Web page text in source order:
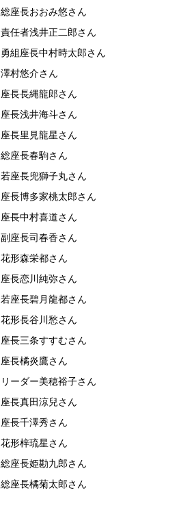
総座長おおみ悠さん
責任者浅井正二郎さん
勇組座長中村時太郎さん
澤村悠介さん
座長長縄龍郎さん
座長浅井海斗さん
座長里見龍星さん
総座長春駒さん
若座長兜獅子丸さん
座長博多家桃太郎さん
座長中村喜道さん
副座長司春香さん
花形森栄都さん
座長恋川純弥さん
若座長碧月龍都さん
花形長谷川愁さん
座長三条すすむさん
座長橘炎鷹さん
リーダー美穂裕子さん
座長真田涼兒さん
座長千澤秀さん
花形梓琉星さん
総座長姫勘九郎さん
総座長橘菊太郎さん